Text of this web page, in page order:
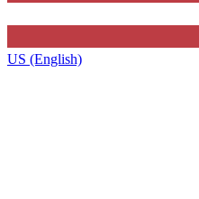
US (English)